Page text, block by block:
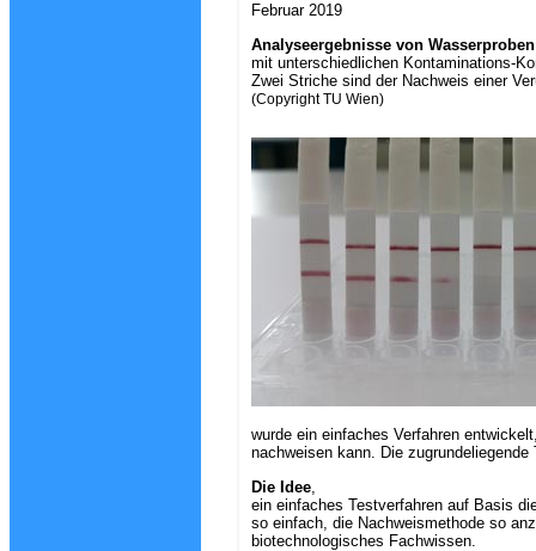
Februar 2019
Analyseergebnisse von Wasserproben
mit unterschiedlichen Kontaminations-
Zwei Striche sind der Nachweis einer
(Copyright TU Wien)
wurde ein einfaches Verfahren
nachweisen kann. Die
Die Idee
ein einfaches Testverfahren auf Basis
so einfach, die Nachweismethode so
biotechnologisches Fachwissen.